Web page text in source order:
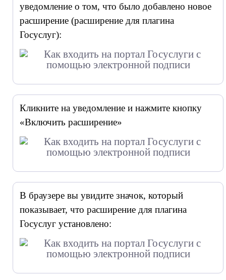
уведомление о том, что было добавлено новое
расширение (расширение для плагина
Госуслуг):
Кликните на уведомление и нажмите кнопку
«Включить расширение»
В браузере вы увидите значок, который
показывает, что расширение для плагина
Госуслуг установлено: